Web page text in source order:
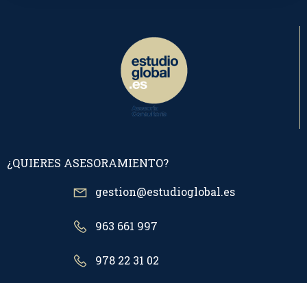
¿QUIERES ASESORAMIENTO?
gestion@estudioglobal.es
963 661 997
978 22 31 02